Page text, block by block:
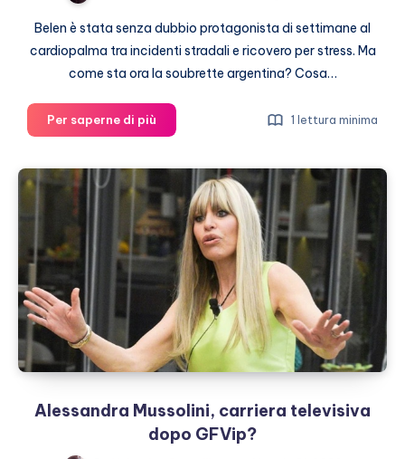
Belen è stata senza dubbio protagonista di settimane al
cardiopalma tra incidenti stradali e ricovero per stress. Ma
come sta ora la soubrette argentina? Cosa…
Per saperne di più
come
dopo
il
ricovero
1 lettura minima
Alessandra Mussolini, carriera televisiva
dopo GFVip?